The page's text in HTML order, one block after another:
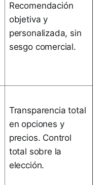
Recomendación
objetiva y
personalizada, sin
sesgo comercial.
Transparencia total
en opciones y
precios. Control
total sobre la
elección.